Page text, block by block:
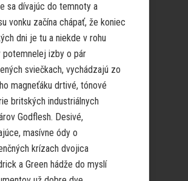
sa dívajúc do temnoty a
vonku začína chápať, že koniec
dni je tu a niekde v rohu
potemnelej izby o pár
sviečkach, vychádzajú zo
magneťáku drtivé, tónové
britských industriálnych
Godflesh. Desivé,
masívne ódy o
krízach dvojica
a Green hádže do myslí